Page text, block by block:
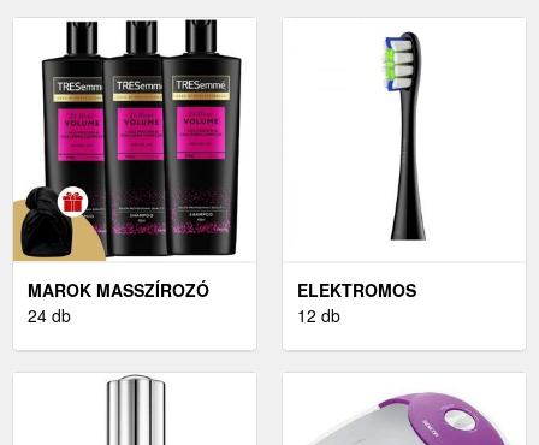
MAROK MASSZÍROZÓ
24 db
ELEKTROMOS
FOGKEFÉK ÉS
12 db